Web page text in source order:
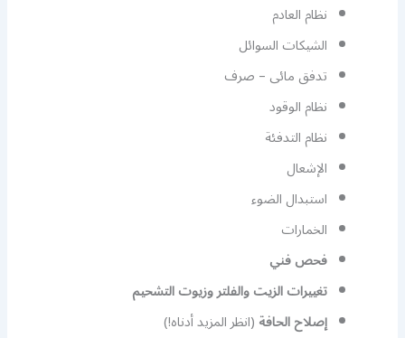
نظام العادم
الشيكات السوائل
تدفق مائى – صرف
نظام الوقود
نظام التدفئة
الإشعال
استبدال الضوء
الخمارات
فحص فني
تغييرات الزيت والفلتر وزيوت التشحيم
إصلاح الحافة(انظر المزيد أدناه!)